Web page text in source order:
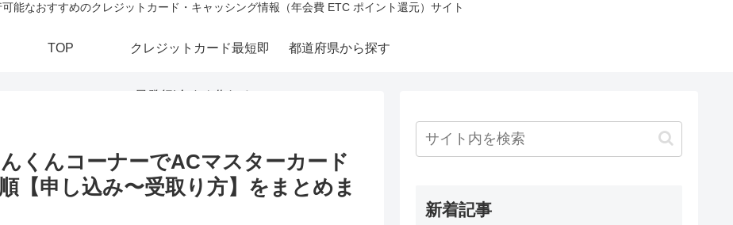
能なおすすめのクレジットカード・キャッシング情報（年会費 ETC ポイント還元）サイト
TOP クレジットカード最短即
日発行|今すぐ作れる！
ドを紹介
都道府県から探す
くんコーナーでACマスターカード
【申し込み〜受取り方】をまとめま
新着記事